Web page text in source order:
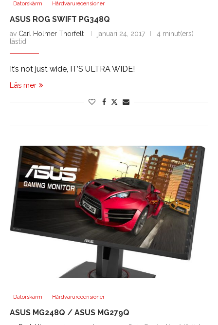
Datorskärm Hårdvarurecensioner
ASUS ROG SWIFT PG348Q
av Carl Holmer Thorfelt januari 24, 2017
4 minut(ers)
lästid
It’s not just wide, IT’S ULTRA WIDE!
Läs mer
Datorskärm Hårdvarurecensioner
ASUS MG248Q / ASUS MG279Q